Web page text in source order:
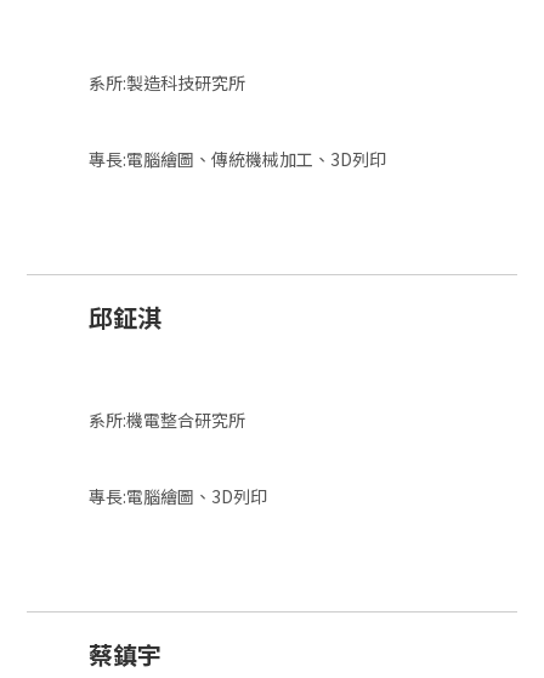
系所:製造科技研究所
專長:電腦繪圖、傳統機械加工、3D列印
邱鉦淇
系所:機電整合研究所
專長:電腦繪圖、3D列印
蔡鎮宇